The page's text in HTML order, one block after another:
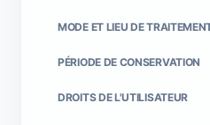
MODE ET LIEU DE
PÉRIODE DE CONSERVATION
DROITS DE L'UTILISATEUR